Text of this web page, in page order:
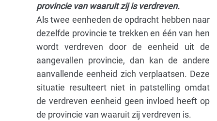
provincie van waaruit zij is verdreven.
Als twee eenheden de opdracht hebben naar
dezelfde provincie te trekken en één van hen
wordt verdreven door de eenheid uit de
aangevallen provincie, dan kan de andere
aanvallende eenheid zich verplaatsen. Deze
situatie resulteert niet in patstelling omdat
de verdreven eenheid geen invloed heeft op
de provincie van waaruit zij verdreven is.